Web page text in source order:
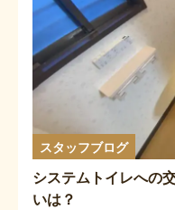
スタッフブログ
システムトイレへの
いは？